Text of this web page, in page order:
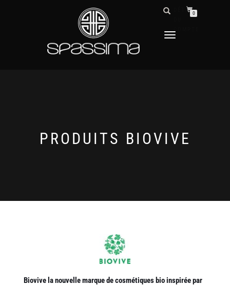
DÉPLIER
DÉTAILS
0
PRODUITS BIOVIVE
Biovive la nouvelle marque de cosmétiques bio inspirée par